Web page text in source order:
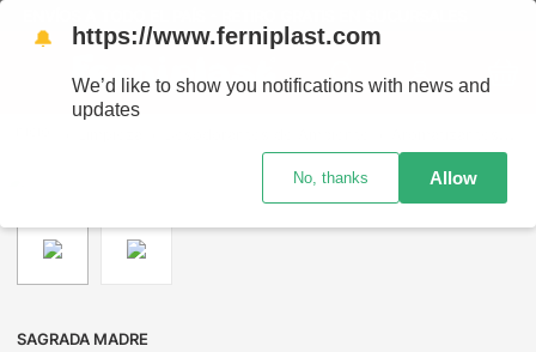
SAGRADA MADRE
🔔 https://www.ferniplast.com
We’d like to show you notifications with news and
updates
No, thanks Allow